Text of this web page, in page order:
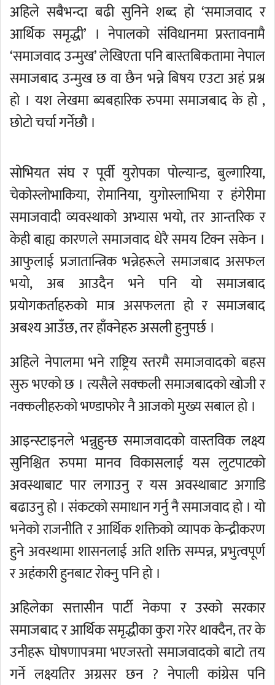
अहिले सबैभन्दा बढी सुनिने शब्द हो ‘समाजवाद र
आर्थिक समृद्धी’ । नेपालको संविधानमा प्रस्तावनामै
‘समाजवाद उन्मुख’ लेखिएता पनि बास्तबिकतामा नेपाल
समाजबाद उन्मुख छ वा छैन भन्ने बिषय एउटा अहं प्रश्न
हो । यश लेखमा ब्यबहारिक रुपमा समाजबाद के हो ,
छोटो चर्चा गर्नेछौ ।
सोभियत संघ र पूर्वी युरोपका पोल्यान्ड, बुल्गारिया,
चेकोस्लोभाकिया, रोमानिया, युगोस्लाभिया र हंगेरीमा
समाजवादी व्यवस्थाको अभ्यास भयो, तर आन्तरिक र
केही बाह्य कारणले समाजवाद धेरै समय टिक्न सकेन ।
आफुलाई प्रजातान्त्रिक भन्नेहरूले समाजबाद असफल
भयो, अब आउदैन भने पनि यो समाजबाद
प्रयोगकर्ताहरुको मात्र असफलता हो र समाजबाद
अबश्य आउँछ, तर हाँक्नेहरु असली हुनुपर्छ ।
अहिले नेपालमा भने राष्ट्रिय स्तरमै समाजवादको बहस
सुरु भएको छ । त्यसैले सक्कली समाजबादको खोजी र
नक्कलीहरुको भण्डाफोर नै आजको मुख्य सबाल हो ।
आइन्स्टाइनले भन्नुहुन्छ समाजवादको वास्तविक लक्ष्य
सुनिश्चित रुपमा मानव विकासलाई यस लुटपाटको
अवस्थाबाट पार लगाउनु र यस अवस्थाबाट अगाडि
बढाउनु हो । संकटको समाधान गर्नु नै समाजवाद हो । यो
भनेको राजनीति र आर्थिक शक्तिको व्यापक केन्द्रीकरण
हुने अवस्थामा शासनलाई अति शक्ति सम्पन्न, प्रभुत्वपूर्ण
र अहंकारी हुनबाट रोक्नु पनि हो ।
अहिलेका सत्तासीन पार्टी नेकपा र उस्को सरकार
समाजबाद र आर्थिक समृद्धीका कुरा गरेर थाक्दैन, तर के
उनीहरू घोषणापत्रमा भएजस्तो समाजवादको बाटो तय
गर्ने लक्ष्यतिर अग्रसर छन ? नेपाली कांग्रेस पनि